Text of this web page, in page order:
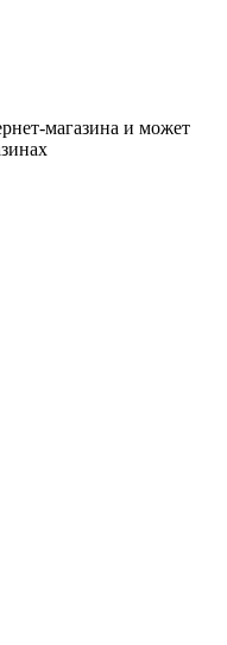
магазина и может